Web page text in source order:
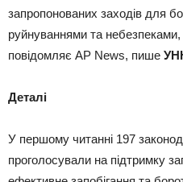
запропонованих заходів для
руйнуваннями та небезпеками,
повідомляє AP News, пише
Деталі
У першому читанні 197
проголосували на підтримку